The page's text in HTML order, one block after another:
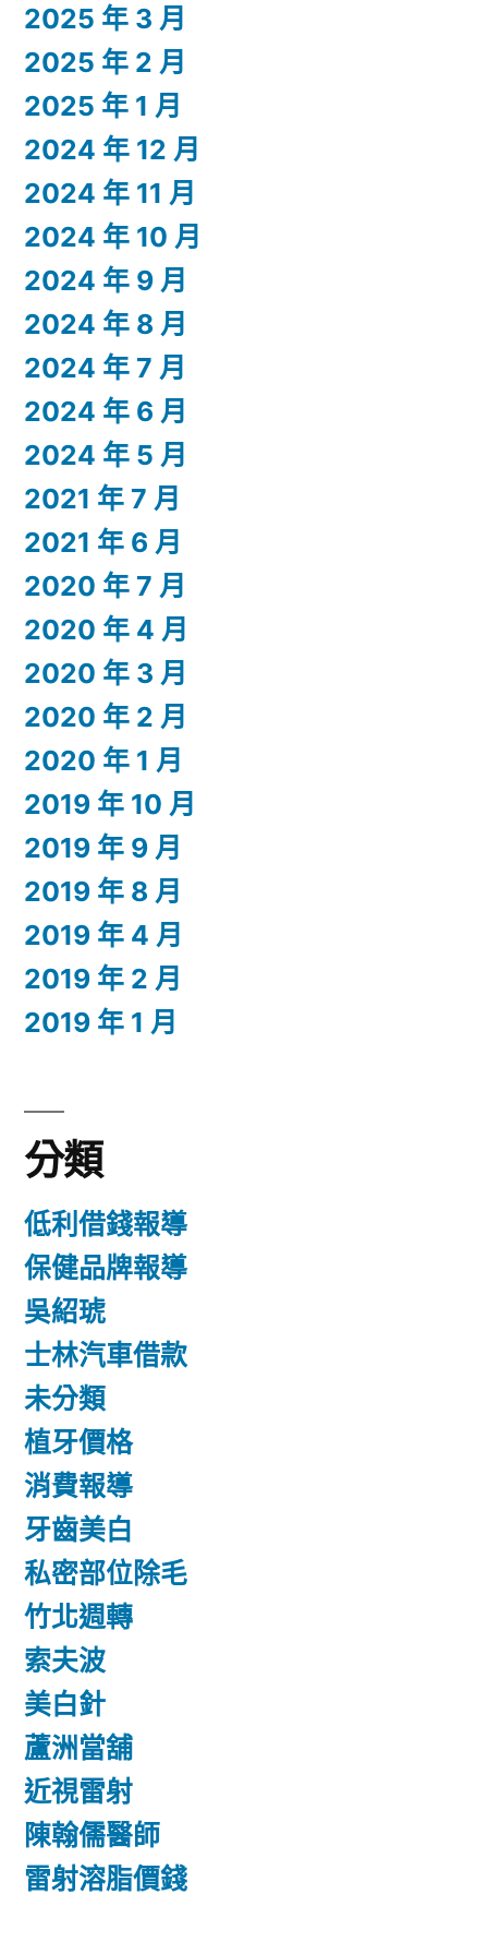
2025 年 3 月
2025 年 2 月
2025 年 1 月
2024 年 12 月
2024 年 11 月
2024 年 10 月
2024 年 9 月
2024 年 8 月
2024 年 7 月
2024 年 6 月
2024 年 5 月
2021 年 7 月
2021 年 6 月
2020 年 7 月
2020 年 4 月
2020 年 3 月
2020 年 2 月
2020 年 1 月
2019 年 10 月
2019 年 9 月
2019 年 8 月
2019 年 4 月
2019 年 2 月
2019 年 1 月
分類
低利借錢報導
保健品牌報導
吳紹琥
士林汽車借款
未分類
植牙價格
消費報導
牙齒美白
私密部位除毛
竹北週轉
索夫波
美白針
蘆洲當舖
近視雷射
陳翰儒醫師
雷射溶脂價錢